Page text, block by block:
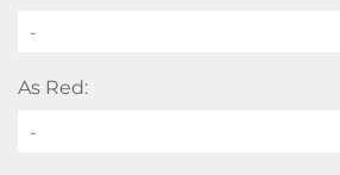
-
As Red:
-